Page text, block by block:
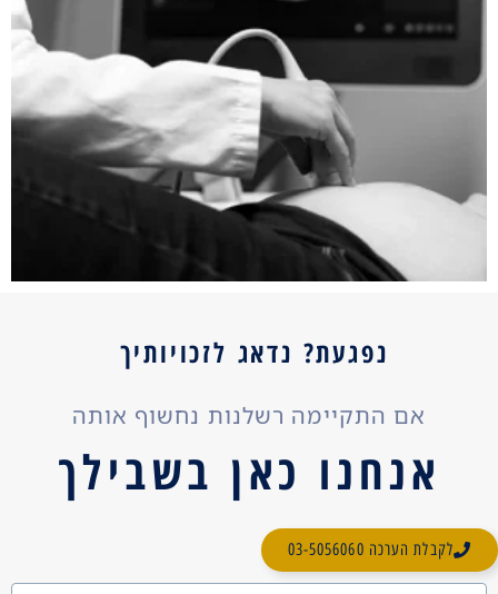
נפגעת? נדאג לזכויותיך
אם התקיימה רשלנות נחשוף אותה
אנחנו כאן בשבילך
לקבלת הערכה 03-5056060